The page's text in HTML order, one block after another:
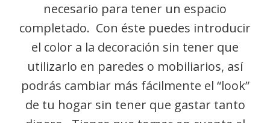
necesario para tener un espacio
completado. Con éste puedes introducir
el color a la decoración sin tener que
utilizarlo en paredes o mobiliarios, así
podrás cambiar más fácilmente el “look”
de tu hogar sin tener que gastar tanto